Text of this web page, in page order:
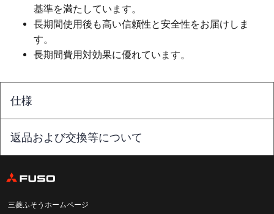
基準を満たしています。
長期間使用後も高い信頼性と安全性をお届けしま
す。
長期間費用対効果に優れています。
仕様
返品および交換等について
三菱ふそうホームページ